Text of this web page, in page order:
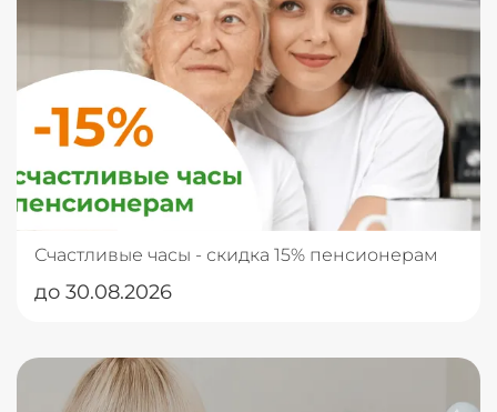
Счастливые часы - скидка 15% пенсионерам
до 30.08.2026